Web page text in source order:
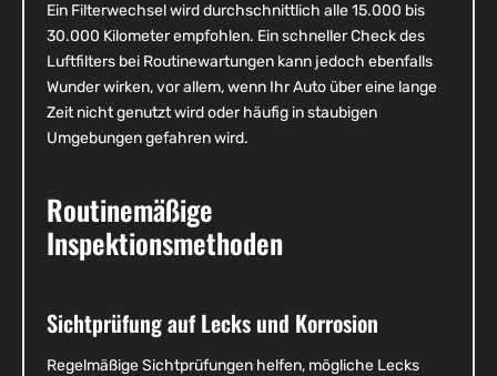
Ein Filterwechsel wird durchschnittlich alle 15.000 bis
30.000 Kilometer empfohlen. Ein schneller Check des
Luftfilters bei Routinewartungen kann jedoch ebenfalls
Wunder wirken, vor allem, wenn Ihr Auto über eine lange
Zeit nicht genutzt wird oder häufig in staubigen
Umgebungen gefahren wird.
Routinemäßige
Inspektionsmethoden
Sichtprüfung auf Lecks und Korrosion
Regelmäßige Sichtprüfungen helfen, mögliche Lecks